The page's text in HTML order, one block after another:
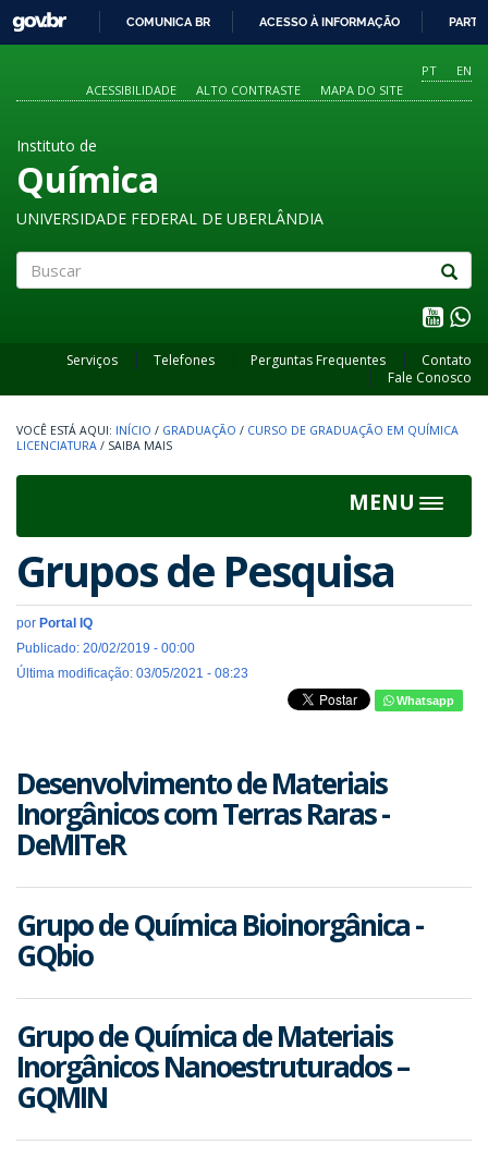
O
CONTEÚDO
GOVBR
COMUNICA BR ACESSO À INFORMAÇÃO
PT
EN
ACESSIBILIDADE
ALTO CONTRASTE MAPA DO SITE
Instituto de
Química
UNIVERSIDADE FEDERAL DE UBERLÂNDIA
Serviços Telefones Perguntas Frequentes
Contato
Fale Conosco
INÍCIO / GRADUAÇÃO / CURSO DE GRADUAÇÃO EM QUÍMICA
LICENCIATURA / SAIBA MAIS
MENU
Toggle
Grupos de Pesquisa
por Portal IQ
Publicado: 20/02/2019 - 00:00
Última modificação: 03/05/2021 - 08:23
Whatsapp
Desenvolvimento de Materiais
Inorgânicos com Terras Raras -
DeMITeR
Grupo de Química Bioinorgânica -
GQbio
Grupo de Química de Materiais
Inorgânicos Nanoestruturados –
GQMIN